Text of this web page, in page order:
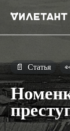
📄 Статья